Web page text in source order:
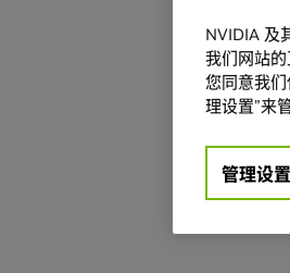
NVIDIA 及
我们网站
您同意我
理设置”来
管理设置